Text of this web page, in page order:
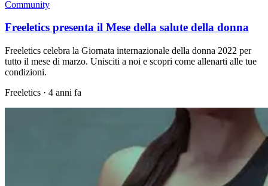
Community
Freeletics presenta il Mese della salute della donna
Freeletics celebra la Giornata internazionale della donna 2022 per
tutto il mese di marzo. Unisciti a noi e scopri come allenarti alle tue
condizioni.
Freeletics · 4 anni fa